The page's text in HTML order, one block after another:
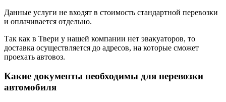
Данные услуги не входят в стоимость стандартной перевозки
и оплачивается отдельно.
Так как в Твери у нашей компании нет эвакуаторов, то
доставка осуществляется до адресов, на которые сможет
проехать автовоз.
Какие документы необходимы для перевозки
автомобиля